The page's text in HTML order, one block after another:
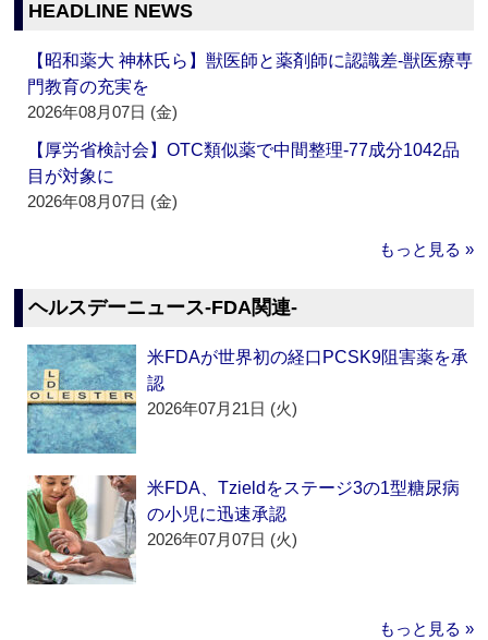
HEADLINE NEWS
【昭和薬大 神林氏ら】獣医師と薬剤師に認識差‐獣医療専
門教育の充実を
2026年08月07日 (金)
【厚労省検討会】OTC類似薬で中間整理‐77成分1042品
目が対象に
2026年08月07日 (金)
もっと見る »
ヘルスデーニュース‐FDA関連‐
米FDAが世界初の経口PCSK9阻害薬を承
認
2026年07月21日 (火)
米FDA、Tzieldをステージ3の1型糖尿病
の小児に迅速承認
2026年07月07日 (火)
もっと見る »